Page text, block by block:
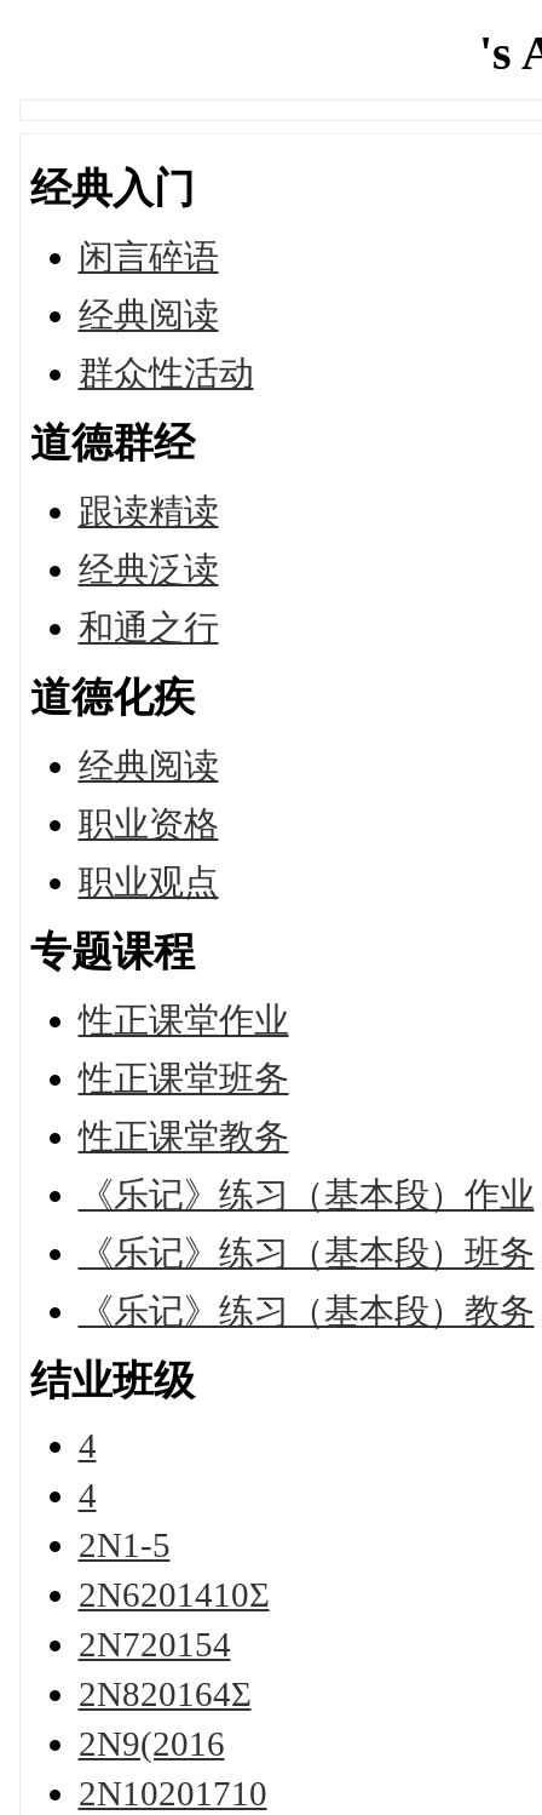
's
经典入门
闲言碎语
经典阅读
群众性活动
道德群经
跟读精读
经典泛读
和通之行
道德化疾
经典阅读
职业资格
职业观点
专题课程
性正课堂作业
性正课堂班务
性正课堂教务
《乐记》练习（基本段）作业
《乐记》练习（基本段）班务
《乐记》练习（基本段）教务
结业班级
4
4
2N1-5
2N6201410Σ
2N720154
2N820164Σ
2N9(2016
2N10201710